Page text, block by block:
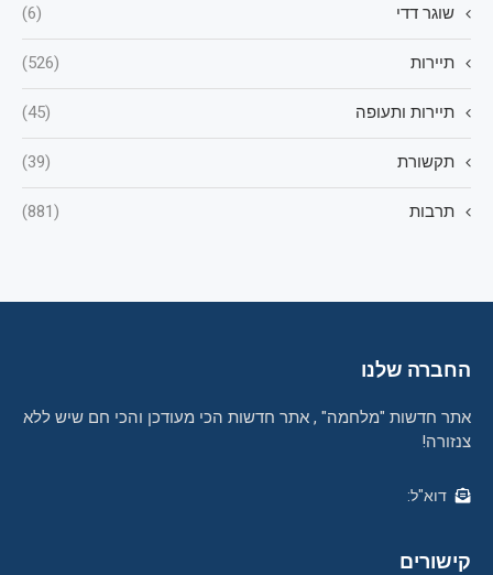
שוגר דדי (6)
תיירות (526)
תיירות ותעופה (45)
תקשורת (39)
תרבות (881)
החברה שלנו
אתר חדשות "מלחמה" , אתר חדשות הכי מעודכן והכי חם שיש ללא
צנזורה!
דוא"ל:
קישורים